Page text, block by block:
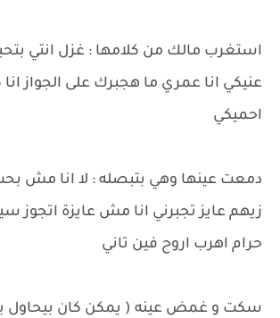
استغرب مالك من كلامها : غزل انتي
عنيكي انا عمري ما هجبرك على الجواز انا
احميكي
دمعت عينها وهي بتبصله : لا انا مش
زيهم عايز تجبرني انا مش عايزة اتجوز
حرام اهرب اروح فين تاني
سكت و غمض عينه ( يمكن كان بيحاول